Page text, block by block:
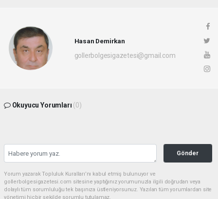
Hasan Demirkan
gollerbolgesigazetesi@gmail.com
Okuyucu Yorumları (0)
Gönder
Yorum yazarak Topluluk Kuralları’nı kabul etmiş bulunuyor ve
gollerbolgesigazetesi.com sitesine yaptığınız yorumunuzla ilgili doğrudan veya
dolaylı tüm sorumluluğu tek başınıza üstleniyorsunuz. Yazılan tüm yorumlardan site
yönetimi hiçbir şekilde sorumlu tutulamaz.